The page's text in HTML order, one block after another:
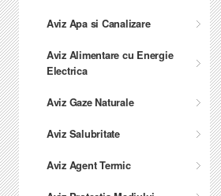
Aviz Apa si Canalizare
Aviz Alimentare cu Energie
Electrica
Aviz Gaze Naturale
Aviz Salubritate
Aviz Agent Termic